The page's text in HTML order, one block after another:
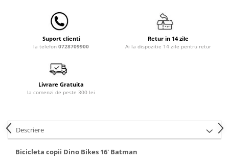
Suport clienti
la telefon 0728709900
Retur in 14 zile
Ai la dispozitie 14 zile pentru retur
Livrare Gratuita
la comenzi de peste 300 lei
Descriere
Bicicleta copii Dino Bikes 16' Batman